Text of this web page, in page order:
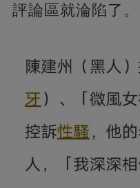
評論區就淪陷了。